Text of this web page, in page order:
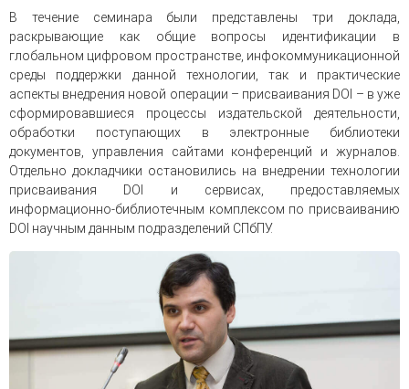
В течение семинара были представлены три доклада,
раскрывающие как общие вопросы идентификации в
глобальном цифровом пространстве, инфокоммуникационной
среды поддержки данной технологии, так и практические
аспекты внедрения новой операции – присваивания DOI – в уже
сформировавшиеся процессы издательской деятельности,
обработки поступающих в электронные библиотеки
документов, управления сайтами конференций и журналов.
Отдельно докладчики остановились на внедрении технологии
присваивания DOI и сервисах, предоставляемых
информационно-библиотечным комплексом по присваиванию
DOI научным данным подразделений СПбПУ.